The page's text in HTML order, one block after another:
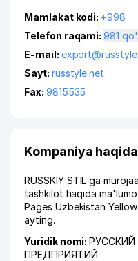
Mamlakat kodi: +998
Telefon raqami:981
E-mail:
Sayt: russtyle.net
Fax: 9815535
Kompaniya haqida
RUSSKIY STIL ga
tashkilot haqida
Pages Uzbekistan
ayting.
Yuridik nomi:РУССКИЙ
ПРЕДПРИЯТИЙ